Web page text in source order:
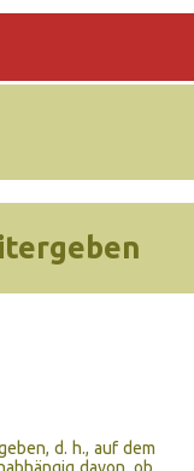
d. h., auf dem